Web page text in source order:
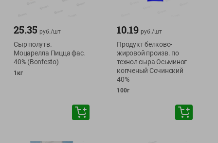
25.35 руб./шт
Сыр полутв.
Моцарелла Пицца фас.
40% (Bonfesto)
1кг
10.19 руб./шт
Продукт белково-
жировой произв. по
технол сыра Осьминог
копченый Сочинский
40%
100г